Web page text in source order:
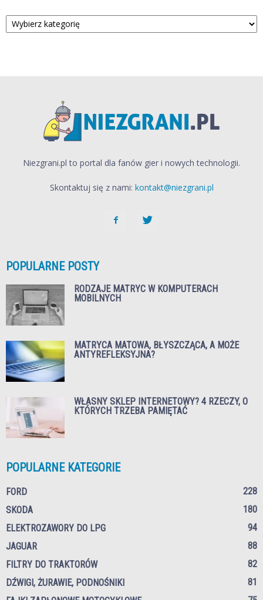
Kategorie
Niezgrani.pl to portal dla fanów gier i nowych technologii.
Skontaktuj się z nami: kontakt@niezgrani.pl
POPULARNE POSTY
RODZAJE MATRYC W KOMPUTERACH
MOBILNYCH
MATRYCA MATOWA, BŁYSZCZĄCA, A MOŻE
ANTYREFLEKSYJNA?
WŁASNY SKLEP INTERNETOWY? 4 RZECZY, O
KTÓRYCH TRZEBA PAMIĘTAĆ
POPULARNE KATEGORIE
FORD
228
SKODA
180
ELEKTROZAWORY DO LPG
94
JAGUAR
88
FILTRY DO TRAKTORÓW
82
DŹWIGI, ŻURAWIE, PODNOŚNIKI
81